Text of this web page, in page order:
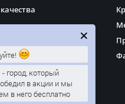
заказ
город, который
в акции и мы
в него бесплатно